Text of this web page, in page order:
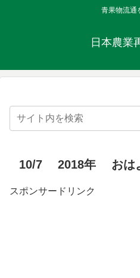
青果物流通
日本農
10/7 2018年 おは
スポンサードリンク